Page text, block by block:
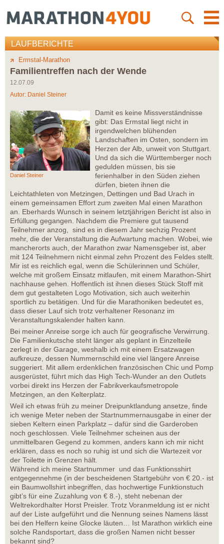
LAUFBERICHTE
Ermstal-Marathon
Familientreffen nach der Wende
12.07.09
Autor: Daniel Steiner
Daniel Steiner
Damit es keine Missverständnisse
gibt: Das Ermstal liegt nicht in
irgendwelchen blühenden
Landschaften im Osten, sondern im
Herzen der Alb, unweit von Stuttgart.
Und da sich die Württemberger noch
gedulden müssen, bis sie
ferienhalber in den Süden ziehen
dürfen, bieten ihnen die
Leichtathleten von Metzingen, Dettingen und Bad Urach in
einem gemeinsamen Effort zum zweiten Mal einen Marathon
an. Eberhards Wunsch in seinem letztjährigen Bericht ist also in
Erfüllung gegangen. Nachdem die Premiere gut tausend
Teilnehmer anzog, sind es in diesem Jahr sechzig Prozent
mehr, die der Veranstaltung die Aufwartung machen. Wobei, wie
mancherorts auch, der Marathon zwar Namensgeber ist, aber
mit 124 Teilnehmern nicht einmal zehn Prozent des Feldes stellt.
Mir ist es reichlich egal, wenn die Schülerinnen und Schüler,
welche mit großem Einsatz mitlaufen, mit einem Marathon-Shirt
nachhause gehen. Hoffentlich ist ihnen dieses Stück Stoff mit
dem gut gestalteten Logo Motivation, sich auch weiterhin
sportlich zu betätigen. Und für die Marathoniken bedeutet es,
dass dieser Lauf sich trotz verhaltener Resonanz im
Veranstaltungskalender halten kann.
Bei meiner Anreise sorge ich auch für geografische Verwirrung.
Die Familienkutsche steht länger als geplant in Einzelteile
zerlegt in der Garage, weshalb ich mit einem Ersatzwagen
aufkreuze, dessen Nummernschild eine viel längere Anreise
suggeriert. Mit allem erdenklichen französischen Chic und Pomp
ausgerüstet, führt mich das High Tech-Wunder an den Outlets
vorbei direkt ins Herzen der Fabrikverkaufsmetropole
Metzingen, an den Kelterplatz.
Weil ich etwas früh zu meiner Dreipunktlandung ansetze, finde
ich wenige Meter neben der Startnummernausgabe in einer der
sieben Keltern einen Parkplatz – dafür sind die Garderoben
noch geschlossen. Viele Teilnehmer scheinen aus der
unmittelbaren Gegend zu kommen, anders kann ich mir nicht
erklären, dass es noch so ruhig ist und sich die Wartezeit vor
der Toilette in Grenzen hält.
Während ich meine Startnummer und das Funktionsshirt
entgegennehme (in der bescheidenen Startgebühr von € 20.- ist
ein Baumwollshirt inbegriffen, das hochwertige Funktionstuch
gibt’s für eine Zuzahlung von € 8.-), steht nebenan der
Weltrekordhalter Horst Preisler. Trotz Voranmeldung ist er nicht
auf der Liste aufgeführt und die Nennung seines Namens lässt
bei den Helfern keine Glocke läuten… Ist Marathon wirklich eine
solche Randsportart, dass die großen Namen nicht besser
bekannt sind?